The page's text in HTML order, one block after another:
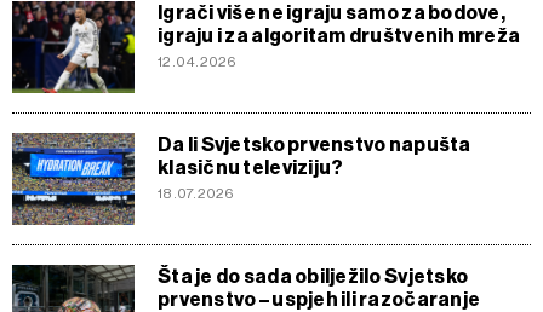
Igrači više ne igraju samo za bodove,
igraju i za algoritam društvenih mreža
12.04.2026
Da li Svjetsko prvenstvo napušta
klasičnu televiziju?
18.07.2026
Šta je do sada obilježilo Svjetsko
prvenstvo – uspjeh ili razočaranje